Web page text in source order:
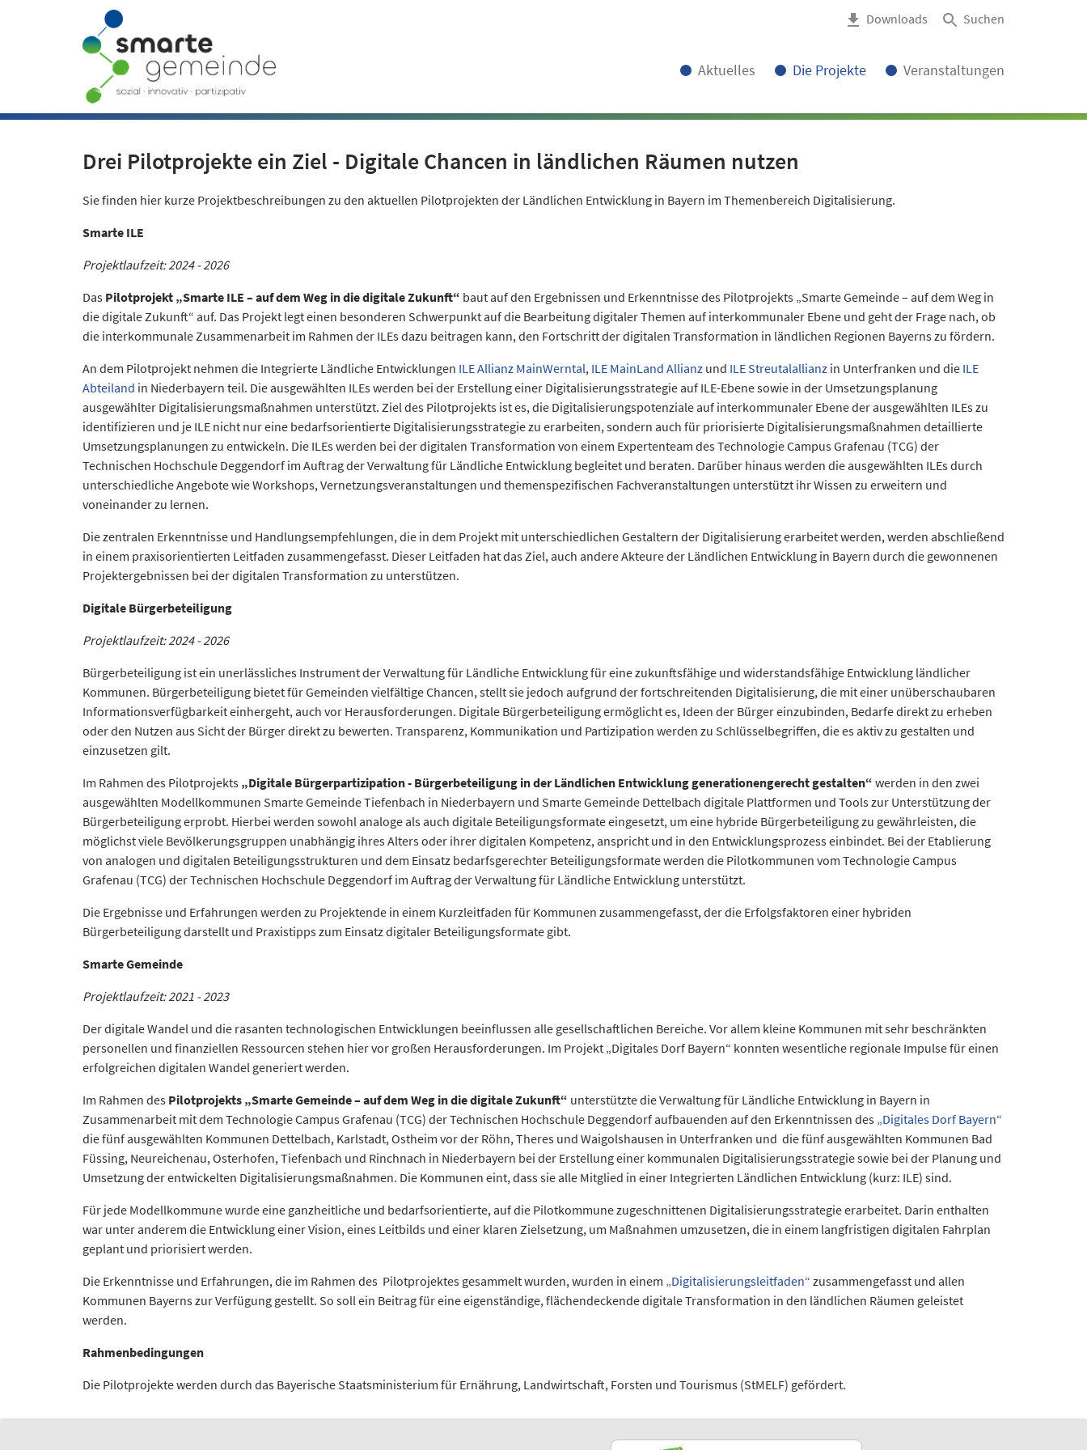
Downloads Suchen
Aktuelles Die Projekte Veranstaltungen
Drei Pilotprojekte ein Ziel - Digitale Chancen in ländlichen Räumen nutzen
Sie finden hier kurze Projektbeschreibungen zu den aktuellen Pilotprojekten der Ländlichen Entwicklung in Bayern im Themenbereich Digitalisierung.
Smarte ILE
Projektlaufzeit: 2024 - 2026
Das Pilotprojekt „Smarte ILE – auf dem Weg in die digitale Zukunft“ baut auf den Ergebnissen und Erkenntnisse des Pilotprojekts „Smarte Gemeinde – auf dem Weg in
die digitale Zukunft“ auf. Das Projekt legt einen besonderen Schwerpunkt auf die Bearbeitung digitaler Themen auf interkommunaler Ebene und geht der Frage nach, ob
die interkommunale Zusammenarbeit im Rahmen der ILEs dazu beitragen kann, den Fortschritt der digitalen Transformation in ländlichen Regionen Bayerns zu fördern.
An dem Pilotprojekt nehmen die Integrierte Ländliche Entwicklungen ILE Allianz MainWerntal, ILE MainLand Allianz und ILE Streutalallianz in Unterfranken und die ILE
Abteiland in Niederbayern teil. Die ausgewählten ILEs werden bei der Erstellung einer Digitalisierungsstrategie auf ILE-Ebene sowie in der Umsetzungsplanung
ausgewählter Digitalisierungsmaßnahmen unterstützt. Ziel des Pilotprojekts ist es, die Digitalisierungspotenziale auf interkommunaler Ebene der ausgewählten ILEs zu
identifizieren und je ILE nicht nur eine bedarfsorientierte Digitalisierungsstrategie zu erarbeiten, sondern auch für priorisierte Digitalisierungsmaßnahmen detaillierte
Umsetzungsplanungen zu entwickeln. Die ILEs werden bei der digitalen Transformation von einem Expertenteam des Technologie Campus Grafenau (TCG) der
Technischen Hochschule Deggendorf im Auftrag der Verwaltung für Ländliche Entwicklung begleitet und beraten. Darüber hinaus werden die ausgewählten ILEs durch
unterschiedliche Angebote wie Workshops, Vernetzungsveranstaltungen und themenspezifischen Fachveranstaltungen unterstützt ihr Wissen zu erweitern und
voneinander zu lernen.
Die zentralen Erkenntnisse und Handlungsempfehlungen, die in dem Projekt mit unterschiedlichen Gestaltern der Digitalisierung erarbeitet werden, werden abschließend
in einem praxisorientierten Leitfaden zusammengefasst. Dieser Leitfaden hat das Ziel, auch andere Akteure der Ländlichen Entwicklung in Bayern durch die gewonnenen
Projektergebnissen bei der digitalen Transformation zu unterstützen.
Digitale Bürgerbeteiligung
Projektlaufzeit: 2024 - 2026
Bürgerbeteiligung ist ein unerlässliches Instrument der Verwaltung für Ländliche Entwicklung für eine zukunftsfähige und widerstandsfähige Entwicklung ländlicher
Kommunen. Bürgerbeteiligung bietet für Gemeinden vielfältige Chancen, stellt sie jedoch aufgrund der fortschreitenden Digitalisierung, die mit einer unüberschaubaren
Informationsverfügbarkeit einhergeht, auch vor Herausforderungen. Digitale Bürgerbeteiligung ermöglicht es, Ideen der Bürger einzubinden, Bedarfe direkt zu erheben
oder den Nutzen aus Sicht der Bürger direkt zu bewerten. Transparenz, Kommunikation und Partizipation werden zu Schlüsselbegriffen, die es aktiv zu gestalten und
einzusetzen gilt.
Im Rahmen des Pilotprojekts „Digitale Bürgerpartizipation - Bürgerbeteiligung in der Ländlichen Entwicklung generationengerecht gestalten“ werden in den zwei
ausgewählten Modellkommunen Smarte Gemeinde Tiefenbach in Niederbayern und Smarte Gemeinde Dettelbach digitale Plattformen und Tools zur Unterstützung der
Bürgerbeteiligung erprobt. Hierbei werden sowohl analoge als auch digitale Beteiligungsformate eingesetzt, um eine hybride Bürgerbeteiligung zu gewährleisten, die
möglichst viele Bevölkerungsgruppen unabhängig ihres Alters oder ihrer digitalen Kompetenz, anspricht und in den Entwicklungsprozess einbindet. Bei der Etablierung
von analogen und digitalen Beteiligungsstrukturen und dem Einsatz bedarfsgerechter Beteiligungsformate werden die Pilotkommunen vom Technologie Campus
Grafenau (TCG) der Technischen Hochschule Deggendorf im Auftrag der Verwaltung für Ländliche Entwicklung unterstützt.
Die Ergebnisse und Erfahrungen werden zu Projektende in einem Kurzleitfaden für Kommunen zusammengefasst, der die Erfolgsfaktoren einer hybriden
Bürgerbeteiligung darstellt und Praxistipps zum Einsatz digitaler Beteiligungsformate gibt.
Smarte Gemeinde
Projektlaufzeit: 2021 - 2023
Der digitale Wandel und die rasanten technologischen Entwicklungen beeinflussen alle gesellschaftlichen Bereiche. Vor allem kleine Kommunen mit sehr beschränkten
personellen und finanziellen Ressourcen stehen hier vor großen Herausforderungen. Im Projekt „Digitales Dorf Bayern“ konnten wesentliche regionale Impulse für einen
erfolgreichen digitalen Wandel generiert werden.
Im Rahmen des Pilotprojekts „Smarte Gemeinde – auf dem Weg in die digitale Zukunft“ unterstützte die Verwaltung für Ländliche Entwicklung in Bayern in
Zusammenarbeit mit dem Technologie Campus Grafenau (TCG) der Technischen Hochschule Deggendorf aufbauenden auf den Erkenntnissen des „Digitales Dorf Bayern“
die fünf ausgewählten Kommunen Dettelbach, Karlstadt, Ostheim vor der Röhn, Theres und Waigolshausen in Unterfranken und die fünf ausgewählten Kommunen Bad
Füssing, Neureichenau, Osterhofen, Tiefenbach und Rinchnach in Niederbayern bei der Erstellung einer kommunalen Digitalisierungsstrategie sowie bei der Planung und
Umsetzung der entwickelten Digitalisierungsmaßnahmen. Die Kommunen eint, dass sie alle Mitglied in einer Integrierten Ländlichen Entwicklung (kurz: ILE) sind.
Für jede Modellkommune wurde eine ganzheitliche und bedarfsorientierte, auf die Pilotkommune zugeschnittenen Digitalisierungsstrategie erarbeitet. Darin enthalten
war unter anderem die Entwicklung einer Vision, eines Leitbilds und einer klaren Zielsetzung, um Maßnahmen umzusetzen, die in einem langfristigen digitalen Fahrplan
geplant und priorisiert werden.
Die Erkenntnisse und Erfahrungen, die im Rahmen des Pilotprojektes gesammelt wurden, wurden in einem „Digitalisierungsleitfaden“ zusammengefasst und allen
Kommunen Bayerns zur Verfügung gestellt. So soll ein Beitrag für eine eigenständige, flächendeckende digitale Transformation in den ländlichen Räumen geleistet
werden.
Rahmenbedingungen
Die Pilotprojekte werden durch das Bayerische Staatsministerium für Ernährung, Landwirtschaft, Forsten und Tourismus (StMELF) gefördert.